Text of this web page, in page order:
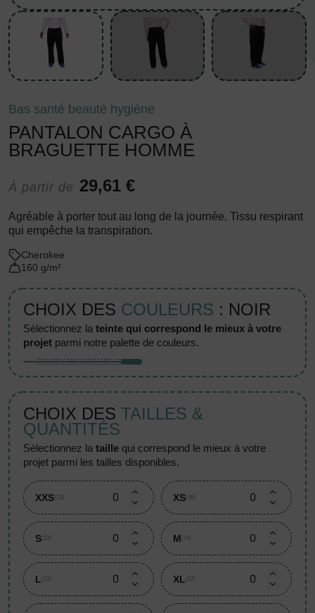
Bas santé beauté hygiène
PANTALON CARGO À
BRAGUETTE HOMME
À partir de 29,61 €
Agréable à porter tout au long de la journée. Tissu respirant
qui empêche la transpiration.
Cherokee
160 g/m²
CHOIX DES COULEURS : NOIR
sélectionnez lateinte qui correspond le mieux à votre
projet parmi notre palette de couleurs.
CHOIX DES TAILLES &
QUANTITÉS
sélectionnez lataille qui correspond le mieux à votre
projet parmi les tailles disponibles.
XXS (13) XS (36)
S (22) M (14)
L (21) XL (12)